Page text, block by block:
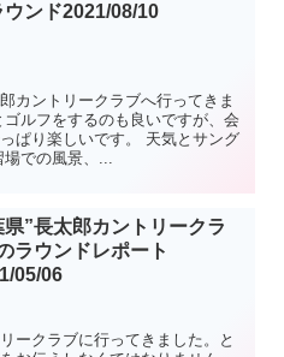
ウンド2021/08/10
カントリークラブへ行ってきま
ルフをするのも良いですが、会
ぱり楽しいです。 天気とサング
場での風景、...
県”長太郎カントリークラ
ラウンドレポート
05/06
ークラブに行ってきました。と